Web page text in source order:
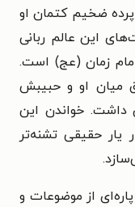
ضخیم کتمان او
این عالم ربانی
زمان (عج) است.
میان او و حبیبش
خواندن این
حقیقی تشنه‌تر
از موضوعات و